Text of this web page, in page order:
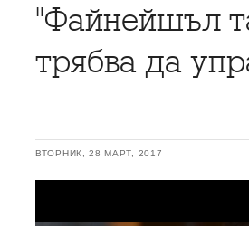
"Файнейшъл
трябва да
ВТОРНИК, 28 МАРТ, 2017